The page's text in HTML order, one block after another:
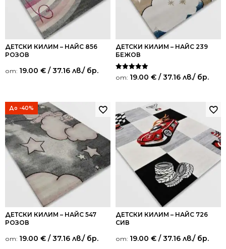
ДЕТСКИ КИЛИМ – НАЙС 856
РОЗОВ
от: 19.00 € / 37.16 лв./ бр.
ДЕТСКИ КИЛИМ – НАЙС 239
БЕЖОВ
Оценено на
5.00
от: 19.00 € / 37.16 лв./ бр.
До -40%
ДЕТСКИ КИЛИМ – НАЙС 547
РОЗОВ
от: 19.00 € / 37.16 лв./ бр.
ДЕТСКИ КИЛИМ – НАЙС 726
СИВ
от: 19.00 € / 37.16 лв./ бр.